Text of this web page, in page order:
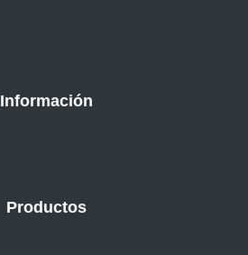
Información
Productos